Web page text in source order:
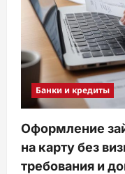
Банки и кредиты
Оформление
на карту без
требования и